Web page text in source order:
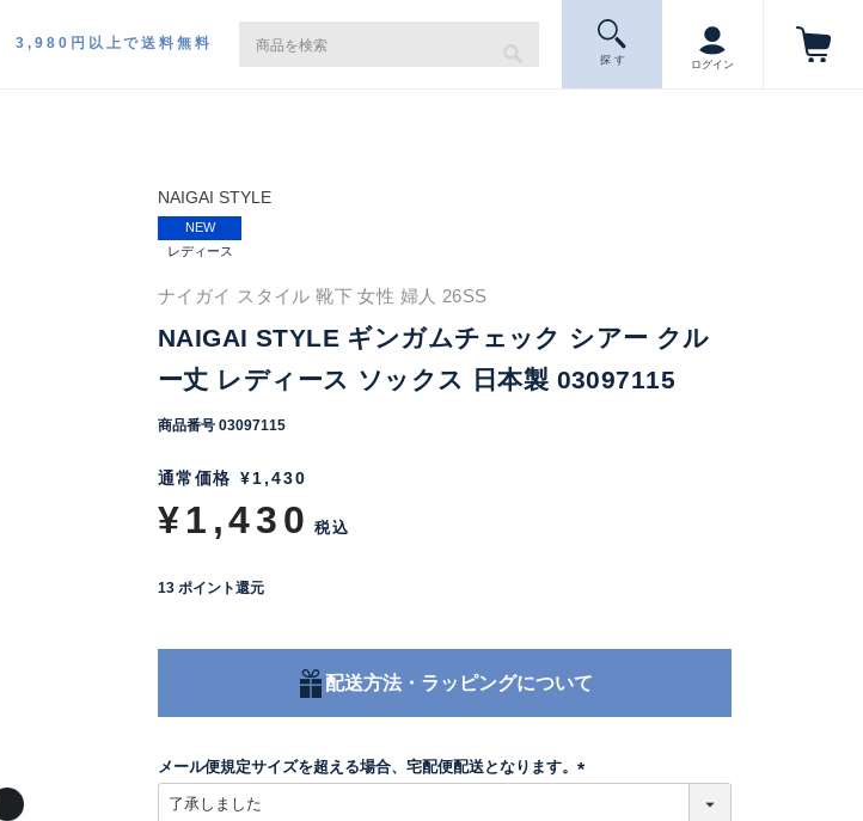
3,980円以上で送料無料
探 す ログイン
NAIGAI STYLE
NEW
レディース
ナイガイ スタイル 靴下 女性 婦人 26SS
NAIGAI STYLE ギンガムチェック シアー クル
ー丈 レディース ソックス 日本製 03097115
商品番号 03097115
通常価格 ¥1,430
¥1,430 税込
13 ポイント還元
配送方法・ラッピングについて
メール便規定サイズを超える場合、宅配便配送となります。